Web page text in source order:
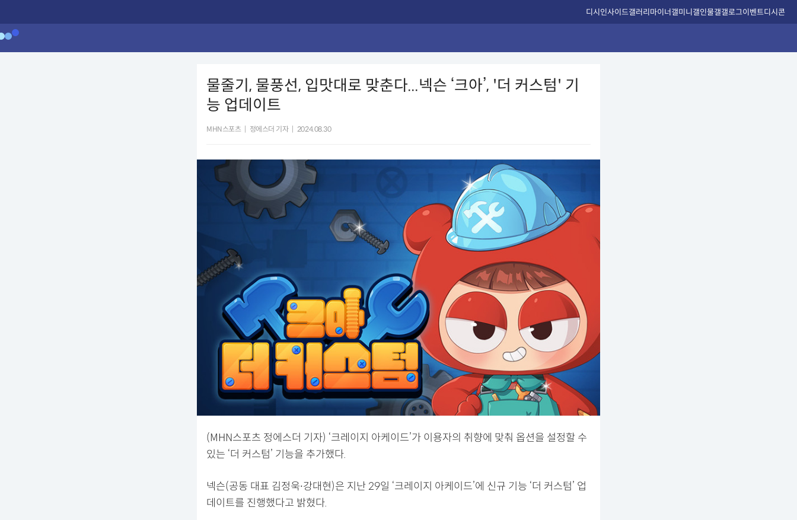
디시인사이드갤러리마이너갤미니갤인물갤갤로그이벤트디시콘
물줄기, 물풍선, 입맛대로 맞춘다...넥슨 ‘크아’, '더 커스텀' 기
능 업데이트
MHN스포츠 정에스더 기자 2024.08.30
(MHN스포츠 정에스더 기자) ‘크레이지 아케이드’가 이용자의 취향에 맞춰 옵션을 설정할 수
있는 ‘더 커스텀’ 기능을 추가했다.
넥슨(공동 대표 김정욱∙강대현)은 지난 29일 ‘크레이지 아케이드’에 신규 기능 ‘더 커스텀’ 업
데이트를 진행했다고 밝혔다.